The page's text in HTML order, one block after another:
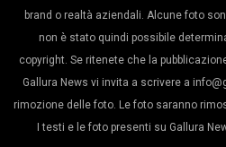
brand o realtà aziendali. Alcune foto
non è stato quindi possibile
copyright. Se ritenete che la
Gallura News vi invita a scrivere a
rimozione delle foto. Le foto saranno
I testi e le foto presenti su Gallura